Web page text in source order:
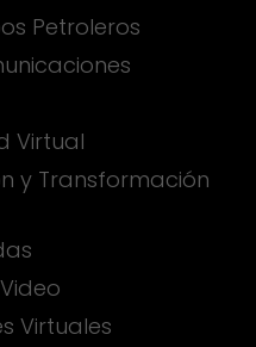
Petroleros
Virtual
y Transformación
Virtuales